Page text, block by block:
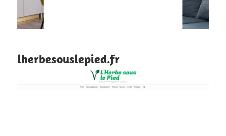
lherbesouslepied.fr